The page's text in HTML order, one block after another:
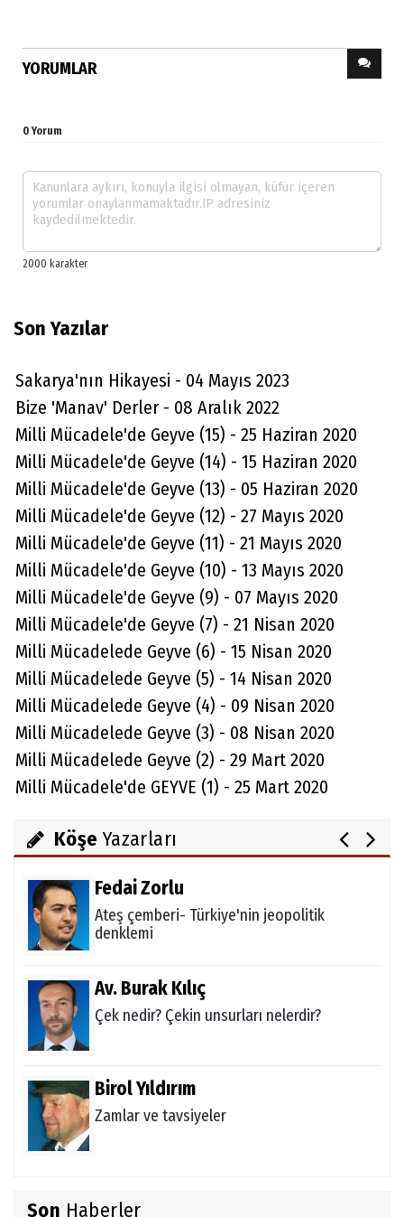
YORUMLAR
0 Yorum
Son Yazılar
Sakarya'nın Hikayesi - 04 Mayıs 2023
Bize 'Manav' Derler - 08 Aralık 2022
Milli Mücadele'de Geyve (15) - 25 Haziran 2020
Milli Mücadele'de Geyve (14) - 15 Haziran 2020
Milli Mücadele'de Geyve (13) - 05 Haziran 2020
Milli Mücadele'de Geyve (12) - 27 Mayıs 2020
Milli Mücadele'de Geyve (11) - 21 Mayıs 2020
Milli Mücadele'de Geyve (10) - 13 Mayıs 2020
Milli Mücadele'de Geyve (9) - 07 Mayıs 2020
Milli Mücadele'de Geyve (7) - 21 Nisan 2020
Milli Mücadelede Geyve (6) - 15 Nisan 2020
Milli Mücadelede Geyve (5) - 14 Nisan 2020
Milli Mücadelede Geyve (4) - 09 Nisan 2020
Milli Mücadelede Geyve (3) - 08 Nisan 2020
Milli Mücadelede Geyve (2) - 29 Mart 2020
Milli Mücadele'de GEYVE (1) - 25 Mart 2020
Köşe Yazarları
Muharrem Dayanç
"Kalk baba, kabrinden kalk!" Geyve Boğazı
yanıyor!
Mehmet Sönmez
Fedai Zorlu
Ateş çemberi- Türkiye'nin jeopolitik
denklemi
Av. Burak Kılıç
Çek nedir? Çekin unsurları nelerdir?
Birol Yıldırım
Zamlar ve tavsiyeler
Son Haberler